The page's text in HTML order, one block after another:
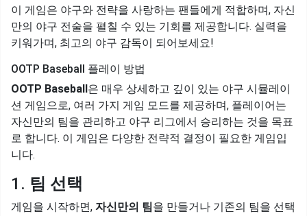
이 게임은 야구와 전략을 사랑하는 팬들에게 적합하며, 자신
만의 야구 전술을 펼칠 수 있는 기회를 제공합니다. 실력을
키워가며, 최고의 야구 감독이 되어보세요!
OOTP Baseball 플레이 방법
OOTP Baseball은 매우 상세하고 깊이 있는 야구 시뮬레이
션 게임으로, 여러 가지 게임 모드를 제공하며, 플레이어는
자신만의 팀을 관리하고 야구 리그에서 승리하는 것을 목표
로 합니다. 이 게임은 다양한 전략적 결정이 필요한 게임입
니다.
1. 팀 선택
게임을 시작하면, 자신만의 팀을 만들거나 기존의 팀을 선택